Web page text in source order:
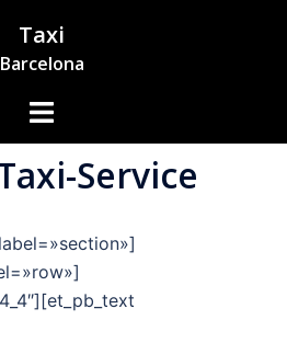
Taxi
Barcelona
Menü
Service
]
]
″][et_pb_text